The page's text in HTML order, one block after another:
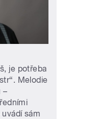
je potřeba
Melodie
–
sám